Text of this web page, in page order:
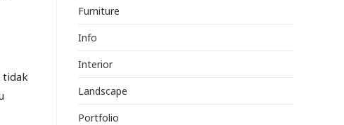
tidak
Furniture
Info
Interior
Landscape
Portfolio